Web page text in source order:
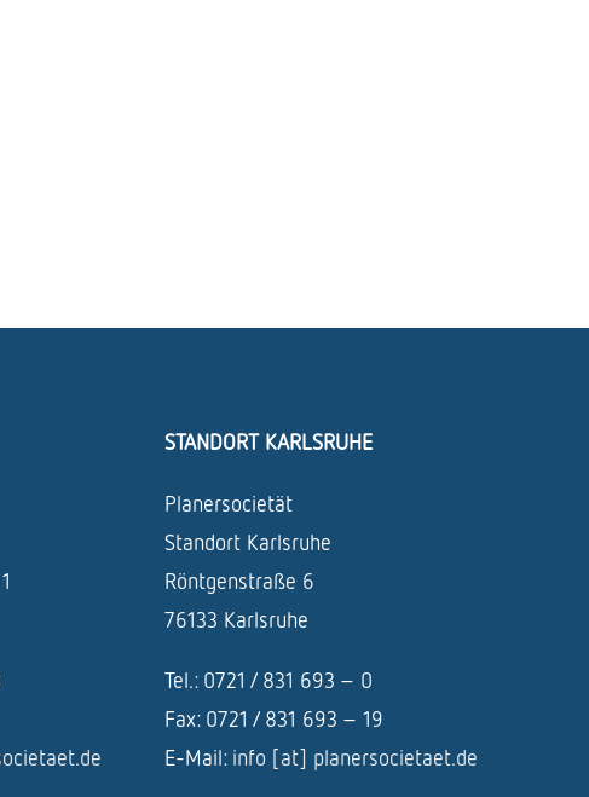
STANDORT KARLSRUHE
Planersocietät
Standort Karlsruhe
Röntgenstraße 6
76133 Karlsruhe
Tel.: 0721 / 831 693 – 0
Fax: 0721 / 831 693 – 19
E-Mail: info [at] planersocietaet.de